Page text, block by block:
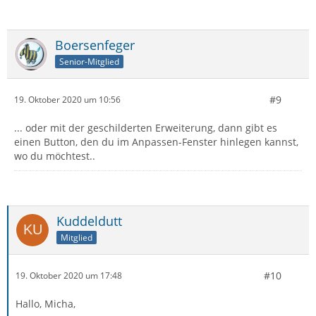
Boersenfeger
Senior-Mitglied
19. Oktober 2020 um 10:56 #9
... oder mit der geschilderten Erweiterung, dann gibt es
einen Button, den du im Anpassen-Fenster hinlegen kannst,
wo du möchtest..
Kuddeldutt
Mitglied
19. Oktober 2020 um 17:48 #10
Hallo, Micha,